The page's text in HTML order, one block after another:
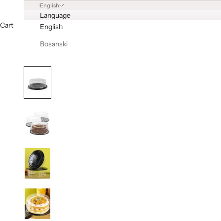
English
Language
English
Bosanski
Cart